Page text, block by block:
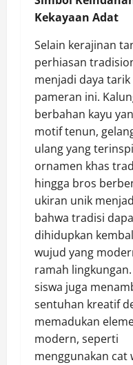
Kekayaan Adat
Selain kerajinan
perhiasan
menjadi daya
pameran ini.
berbahan kayu
motif tenun,
ulang yang
ornamen khas
hingga bros
ukiran unik
bahwa tradisi
dihidupkan
wujud yang
ramah
siswa juga
sentuhan kreatif
memadukan
modern, seperti
menggunakan cat